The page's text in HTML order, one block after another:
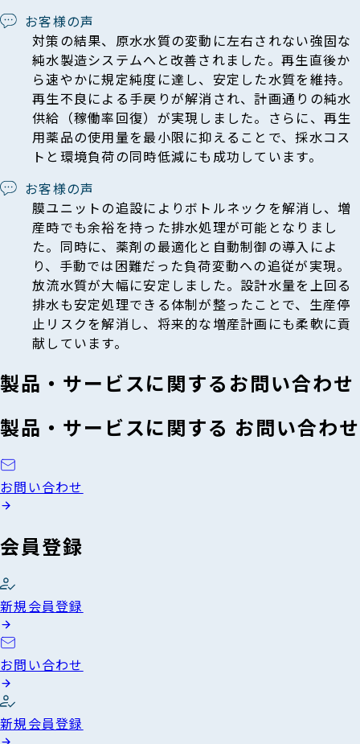
お客様の声
対策の結果、原水水質の変動に左右されない強固な
純水製造システムへと改善されました。再生直後か
ら速やかに規定純度に達し、安定した水質を維持。
再生不良による手戻りが解消され、計画通りの純水
供給（稼働率回復）が実現しました。さらに、再生
用薬品の使用量を最小限に抑えることで、採水コス
トと環境負荷の同時低減にも成功しています。
お客様の声
膜ユニットの追設によりボトルネックを解消し、増
産時でも余裕を持った排水処理が可能となりまし
た。同時に、薬剤の最適化と自動制御の導入によ
り、手動では困難だった負荷変動への追従が実現。
放流水質が大幅に安定しました。設計水量を上回る
排水も安定処理できる体制が整ったことで、生産停
止リスクを解消し、将来的な増産計画にも柔軟に貢
献しています。
製品・サービスに関するお問い合わせ
製品・サービスに関する お問い合わせ
お問い合わせ
会員登録
新規会員登録
お問い合わせ
新規会員登録